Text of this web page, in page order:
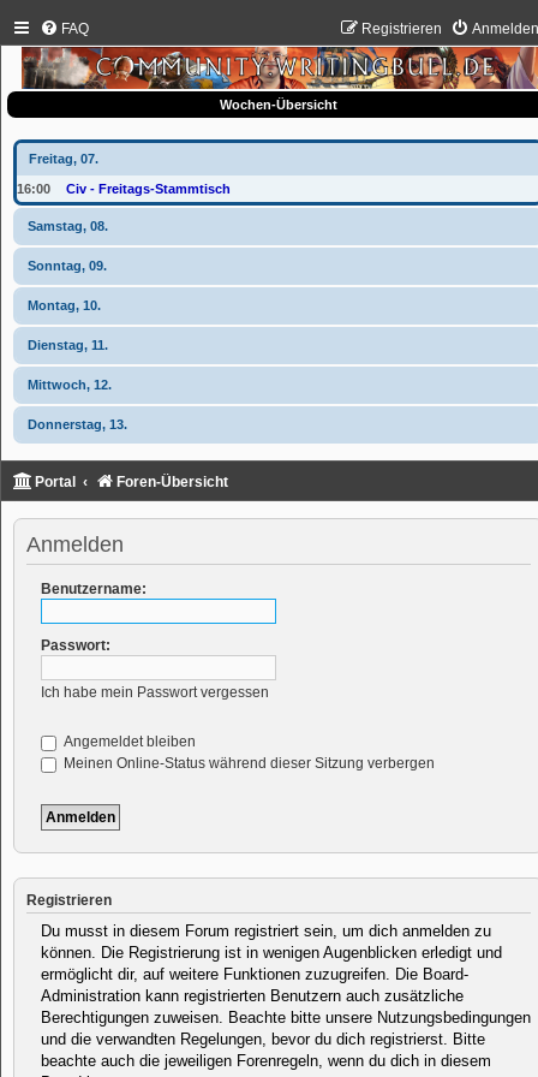
FAQ Registrieren
Wochen-Übersicht
Freitag, 07.
16:00 Civ - Freitags-Stammtisch
Samstag, 08.
Sonntag, 09.
Montag, 10.
Dienstag, 11.
Mittwoch, 12.
Donnerstag, 13.
Portal Foren-Übersicht
Anmelden
Benutzername:
Passwort:
Ich habe mein Passwort vergessen
Angemeldet bleiben
Meinen Online-Status während dieser Sitzung verbergen
Registrieren
Du musst in diesem Forum registriert sein, um dich anmelden zu
können. Die Registrierung ist in wenigen Augenblicken erledigt und
ermöglicht dir, auf weitere Funktionen zuzugreifen. Die Board-
Administration kann registrierten Benutzern auch zusätzliche
Berechtigungen zuweisen. Beachte bitte unsere Nutzungsbedingungen
und die verwandten Regelungen, bevor du dich registrierst. Bitte
beachte auch die jeweiligen Forenregeln, wenn du dich in diesem